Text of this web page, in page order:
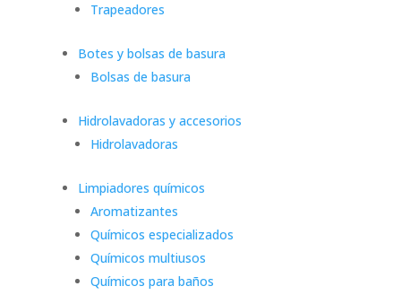
Trapeadores
Botes y bolsas de basura
Bolsas de basura
Hidrolavadoras y accesorios
Hidrolavadoras
Limpiadores químicos
Aromatizantes
Químicos especializados
Químicos multiusos
Químicos para baños